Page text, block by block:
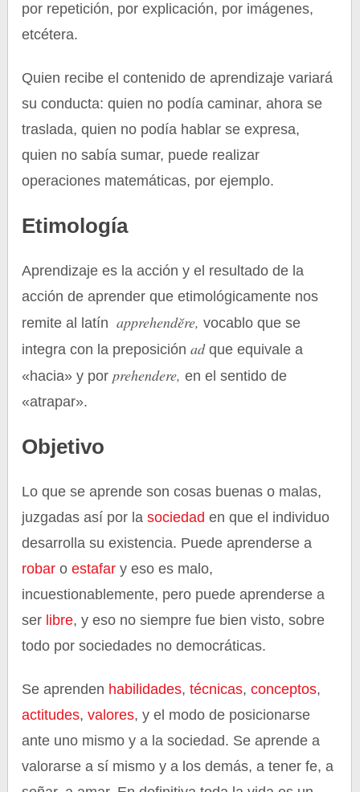
por repetición, por explicación, por imágenes,
etcétera.
Quien recibe el contenido de aprendizaje variará
su conducta: quien no podía caminar, ahora se
traslada, quien no podía hablar se expresa,
quien no sabía sumar, puede realizar
operaciones matemáticas, por ejemplo.
Etimología
Aprendizaje es la acción y el resultado de la
acción de aprender que etimológicamente nos
remite al latínapprehendĕre,vocablo que se
integra con la preposición adque equivale a
«hacia» y por prehendere,en el sentido de
«atrapar».
Objetivo
Lo que se aprende son cosas buenas o malas,
juzgadas así por lasociedad en que el individuo
desarrolla su existencia. Puede aprenderse a
robar o estafar y eso es malo,
incuestionablemente, pero puede aprenderse a
ser libre, y eso no siempre fue bien visto, sobre
todo por sociedades no democráticas.
Se aprenden habilidades,técnicas, conceptos,
actitudes, valores, y el modo de posicionarse
ante uno mismo y a la sociedad. Se aprende a
valorarse a sí mismo y a los demás, a tener fe, a